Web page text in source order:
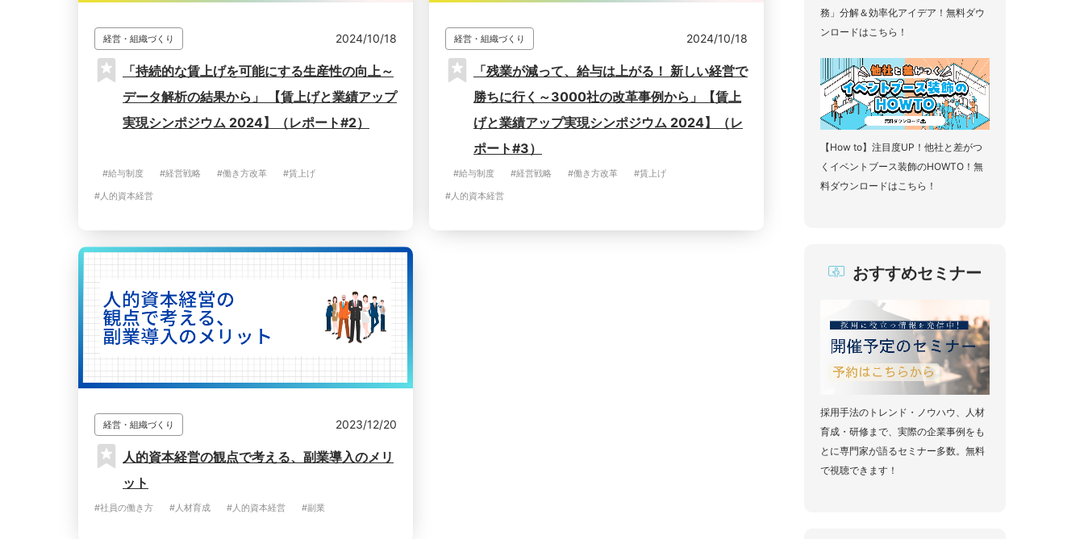
経営・組織づくり 2024/10/18
「持続的な賃上げを可能にする生産性の向上～
データ解析の結果から」 【賃上げと業績アップ
実現シンポジウム 2024】（レポート#2）
#給与制度 #経営戦略 #働き方改革
#賃上げ
#人的資本経営
経営・組織づくり 2024/10/18
「残業が減って、給与は上がる！ 新しい経営で
勝ちに行く～3000社の改革事例から」【賃上
げと業績アップ実現シンポジウム 2024】（レ
ポート#3）
#給与制度 #経営戦略 #働き方改革
#賃上げ
#人的資本経営
経営・組織づくり 2023/12/20
人的資本経営の観点で考える、副業導入のメリ
ット
#社員の働き方 #人材育成 #人的資本経営 #副業
務」分解＆効率化アイデア！無料ダウ
ンロードはこちら！
【How to】注目度UP！他社と差がつ
くイベントブース装飾のHOWTO！無
料ダウンロードはこちら！
おすすめセミナー
採用手法のトレンド・ノウハウ、人材
育成・研修まで、実際の企業事例をも
とに専門家が語るセミナー多数。無料
で視聴できます！